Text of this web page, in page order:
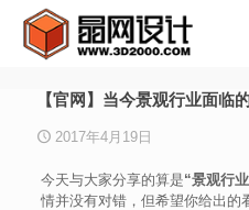
【官网】当今景观行业面临
2017年4月19日
今天与大家分享的算是“景观行
情并没有对错，但希望你给出的